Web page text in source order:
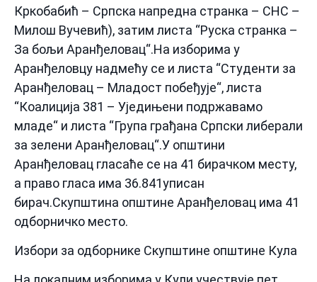
Кркобабић – Српска напредна странка – СНС –
Милош Вучевић), затим листа “Руска странка –
За бољи Аранђеловац“.На изборима у
Аранђеловцу надмећу се и листа “Студенти за
Аранђеловац – Младост побеђује“, листа
“Коалиција 381 – Уједињени подржавамо
младе“ и листа “Група грађана Српски либерали
за зелени Аранђеловац“.У општини
Аранђеловац гласаће се на 41 бирачком месту,
а право гласа има 36.841уписан
бирач.Скупштина општине Аранђеловац има 41
одборничко место.
Избори за одборнике Скупштине општине Кула